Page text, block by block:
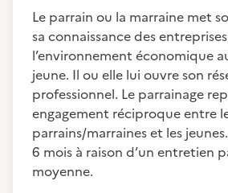
Le parrain ou la marraine met
sa connaissance des
l’environnement économique
jeune. Il ou elle lui ouvre son
professionnel. Le parrainage
engagement réciproque entre
parrains/marraines et les
6 mois à raison d’un entretien
moyenne.